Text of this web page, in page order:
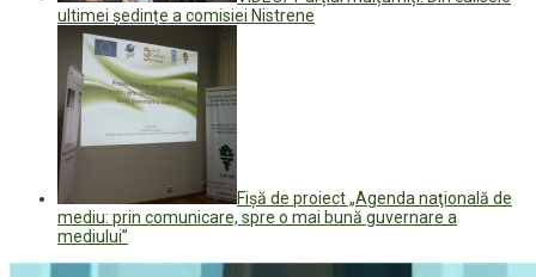
ultimei ședințe a comisiei Nistrene
Fişă de proiect „Agenda naţională de
mediu: prin comunicare, spre o mai bună guvernare a
mediului”